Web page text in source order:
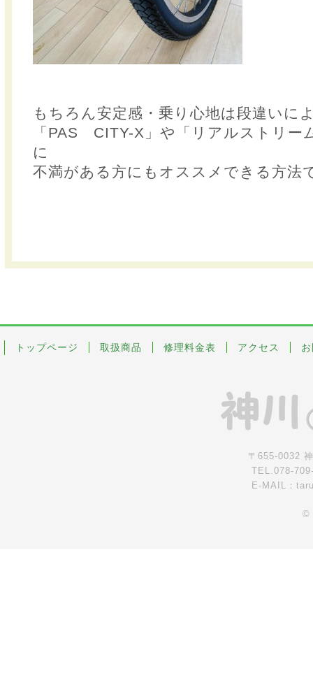
もちろん安定感・乗り心地は段違いに
「PAS CITY-X」や「リアルストリー
に
不満がある方にもオススメできる方法
トップページ 取扱商品 修理料金表 アクセス
〒655-0032
TEL.078-
E-MAIL：
©